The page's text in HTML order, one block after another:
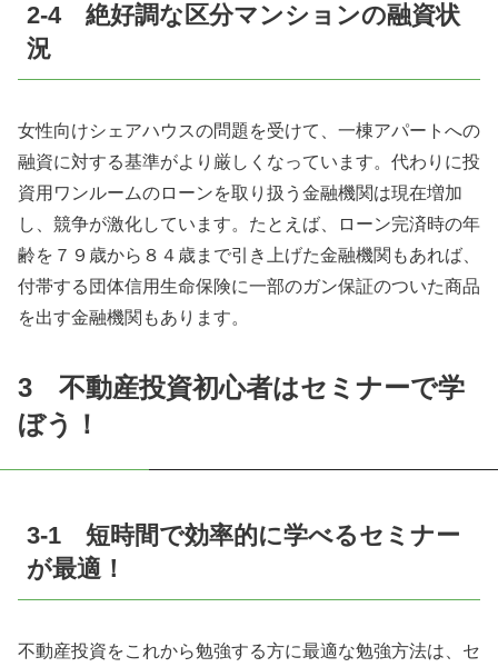
2-4 絶好調な区分マンションの融資状
況
女性向けシェアハウスの問題を受けて、一棟アパートへの
融資に対する基準がより厳しくなっています。代わりに投
資用ワンルームのローンを取り扱う金融機関は現在増加
し、競争が激化しています。たとえば、ローン完済時の年
齢を７９歳から８４歳まで引き上げた金融機関もあれば、
付帯する団体信用生命保険に一部のガン保証のついた商品
を出す金融機関もあります。
3 不動産投資初心者はセミナーで学
ぼう！
3-1 短時間で効率的に学べるセミナー
が最適！
不動産投資をこれから勉強する方に最適な勉強方法は、セ